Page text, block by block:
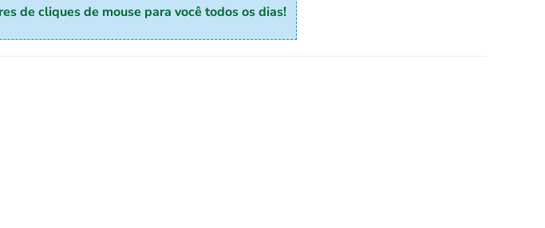
de cliques de mouse para você todos os dias!